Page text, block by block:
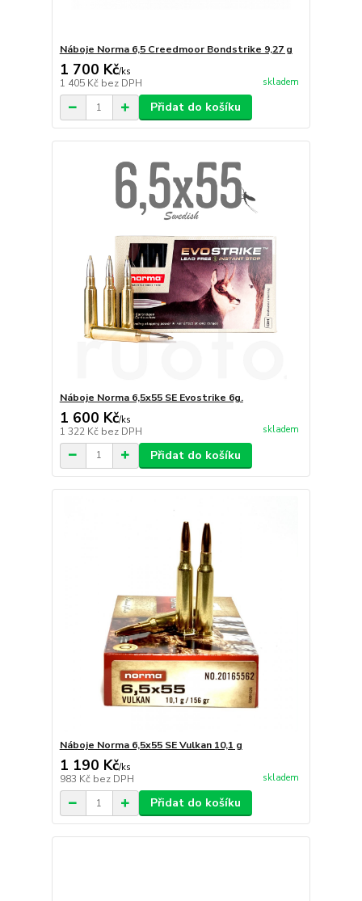
Náboje Norma 6,5 Creedmoor Bondstrike 9,27 g
1 700 Kč/ks
1 405 Kč bez DPH skladem
Přidat do košíku
Náboje Norma 6,5x55 SE Evostrike 6g.
1 600 Kč/ks
1 322 Kč bez DPH skladem
Přidat do košíku
Náboje Norma 6,5x55 SE Vulkan 10,1 g
1 190 Kč/ks
983 Kč bez DPH skladem
Přidat do košíku